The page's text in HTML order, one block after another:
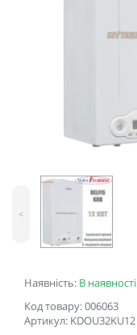
Наявність: В наявності
Код товару: 006063
Артикул: KDOU32KU12
<